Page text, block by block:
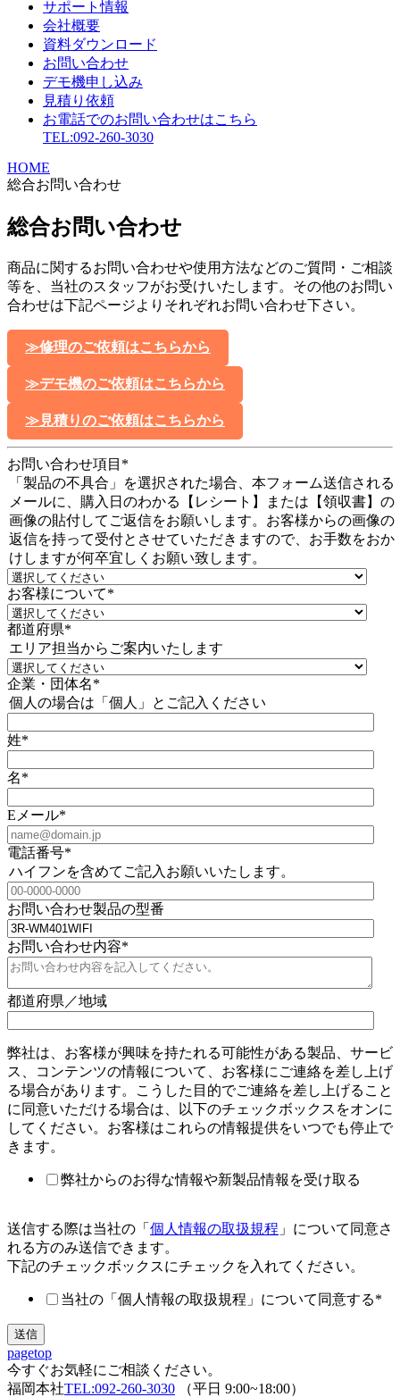
サポート情報
会社概要
資料ダウンロード
お問い合わせ
デモ機申し込み
見積り依頼
お電話でのお問い合わせはこちら
TEL:092-260-3030
HOME
総合お問い合わせ
総合お問い合わせ
商品に関するお問い合わせや使用方法などのご質問・ご相談
等を、当社のスタッフがお受けいたします。その他のお問い
合わせは下記ページよりそれぞれお問い合わせ下さい。
≫修理のご依頼はこちらから
≫デモ機のご依頼はこちらから
≫見積りのご依頼はこちらから
お問い合わせ項目 *
「製品の不具合」を選択された場合、本フォーム送信される
メールに、購入日のわかる【レシート】または【領収書】の
画像の貼付してご返信をお願いします。お客様からの画像の
返信を持って受付とさせていただきますので、お手数をおか
けしますが何卒宜しくお願い致します。
お客様について*
都道府県*
エリア担当からご案内いたします
企業・団体名*
個人の場合は「個人」とご記入ください
姓*
名*
Eメール*
電話番号*
ハイフンを含めてご記入お願いいたします。
お問い合わせ製品の型番
お問い合わせ内容*
都道府県／地域
弊社は、お客様が興味を持たれる可能性がある製品、サービ
ス、コンテンツの情報について、お客様にご連絡を差し上げ
る場合があります。こうした目的でご連絡を差し上げること
に同意いただける場合は、以下のチェックボックスをオンに
してください。お客様はこれらの情報提供をいつでも停止で
きます。
弊社からのお得な情報や新製品情報を受け取る
送信する際は当社の「 個人情報の取扱規程 」について同意さ
れる方のみ送信できます。
下記のチェックボックスにチェックを入れてください。
当社の「個人情報の取扱規程」について同意する*
pagetop
今すぐお気軽にご相談ください。
福岡本社TEL:092-260-3030 （平日 9:00~18:00）